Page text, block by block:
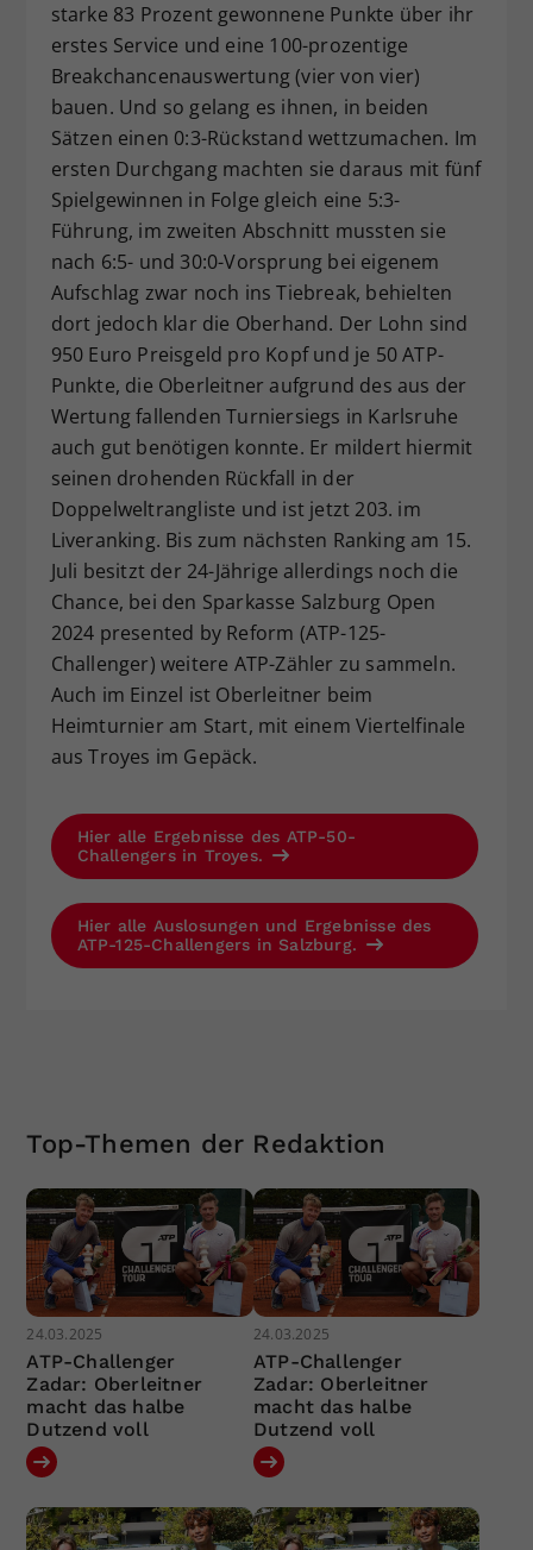
starke 83 Prozent gewonnene Punkte über ihr
erstes Service und eine 100-prozentige
Breakchancenauswertung (vier von vier)
bauen. Und so gelang es ihnen, in beiden
Sätzen einen 0:3-Rückstand wettzumachen. Im
ersten Durchgang machten sie daraus mit fünf
Spielgewinnen in Folge gleich eine 5:3-
Führung, im zweiten Abschnitt mussten sie
nach 6:5- und 30:0-Vorsprung bei eigenem
Aufschlag zwar noch ins Tiebreak, behielten
dort jedoch klar die Oberhand. Der Lohn sind
950 Euro Preisgeld pro Kopf und je 50 ATP-
Punkte, die Oberleitner aufgrund des aus der
Wertung fallenden Turniersiegs in Karlsruhe
auch gut benötigen konnte. Er mildert hiermit
seinen drohenden Rückfall in der
Doppelweltrangliste und ist jetzt 203. im
Liveranking. Bis zum nächsten Ranking am 15.
Juli besitzt der 24-Jährige allerdings noch die
Chance, bei den Sparkasse Salzburg Open
2024 presented by Reform (ATP-125-
Challenger) weitere ATP-Zähler zu sammeln.
Auch im Einzel ist Oberleitner beim
Heimturnier am Start, mit einem Viertelfinale
aus Troyes im Gepäck.
Hier alle Ergebnisse des ATP-50-
Challengers in Troyes.
Hier alle Auslosungen und Ergebnisse des
ATP-125-Challengers in Salzburg.
Top-Themen der Redaktion
24.03.2025
ATP-Challenger
Zadar: Oberleitner
macht das halbe
Dutzend voll
24.03.2025
ATP-Challenger
Zadar: Oberleitner
macht das halbe
Dutzend voll